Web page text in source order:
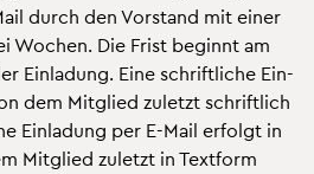
durch den Vor­stand mit einer
Wo­chen. Die Frist be­ginnt am
Ein­la­dung. Eine schrift­li­che Ein­
dem Mit­glied zu­letzt schrift­lich
Ein­la­dung per E-Mail er­folgt in
Mit­glied zu­letzt in Text­form